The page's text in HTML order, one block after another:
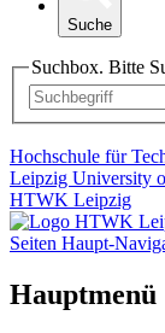
Suche
Suchbox. Bitte
Hochschule für
Leipzig University
HTWK Leipzig
Seiten Haupt-
Hauptmenü